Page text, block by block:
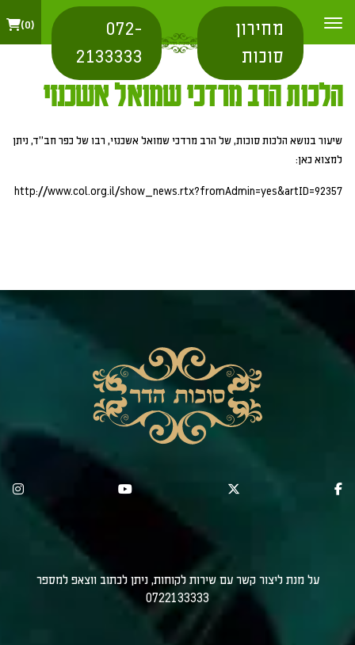
מחירון
סוכות
072-
2133333
0
הלכות הרב מרדכי שמואל אשכנזי
שיעור בנושא הלכות סוכות, של הרב מרדכי שמואל אשכנזי, רבו של כפר חב"ד, ניתן
למצוא כאן:
http://www.col.org.il/show_news.rtx?fromAdmin=yes&artID=92357
על מנת ליצור קשר עם שירות לקוחות, ניתן לכתוב ווצאפ למספר
0722133333